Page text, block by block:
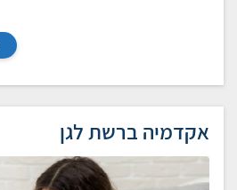
אקדמיה ברשת לגן